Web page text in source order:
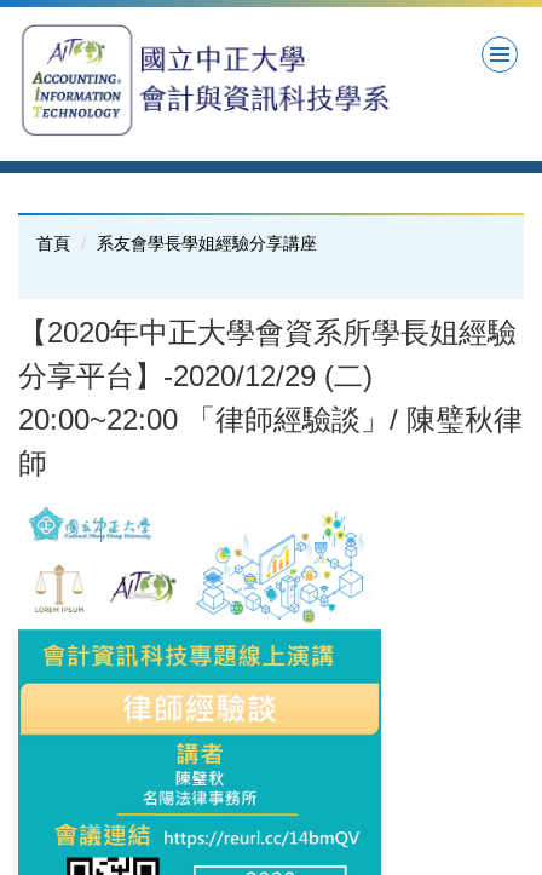
到
區
首頁 系友會學長學姐經驗分享講座
【2020年中正大學會資系所學長姐經驗
分享平台】-2020/12/29 (二)
20:00~22:00 「律師經驗談」/ 陳璧秋律
師